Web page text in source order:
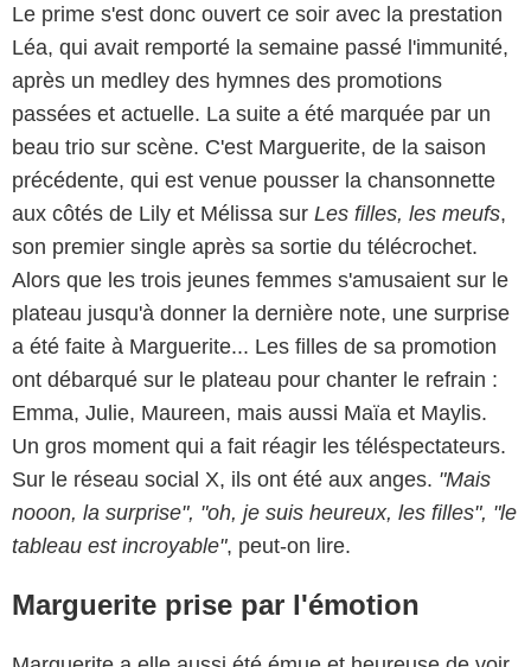
Le prime s'est donc ouvert ce soir avec la prestation
Léa, qui avait remporté la semaine passé l'immunité,
après un medley des hymnes des promotions
passées et actuelle. La suite a été marquée par un
beau trio sur scène. C'est Marguerite, de la saison
précédente, qui est venue pousser la chansonnette
aux côtés de Lily et Mélissa sur Les filles, les meufs,
son premier single après sa sortie du télécrochet.
Alors que les trois jeunes femmes s'amusaient sur le
plateau jusqu'à donner la dernière note, une surprise
a été faite à Marguerite... Les filles de sa promotion
ont débarqué sur le plateau pour chanter le refrain :
Emma, Julie, Maureen, mais aussi Maïa et Maylis.
Un gros moment qui a fait réagir les téléspectateurs.
Sur le réseau social X, ils ont été aux anges. "Mais
nooon, la surprise", "oh, je suis heureux, les filles", "le
tableau est incroyable", peut-on lire.
Marguerite prise par l'émotion